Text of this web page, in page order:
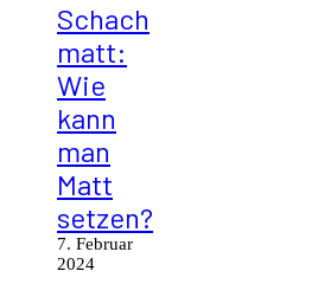
Schach
matt:
Wie
kann
man
Matt
setzen?
7. Februar
2024